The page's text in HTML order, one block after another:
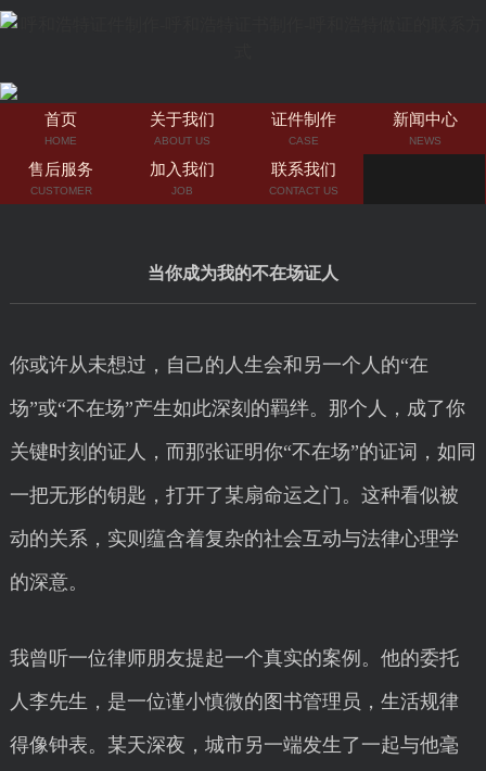
首页
HOME
关于我们
ABOUT US
证件制作
CASE
新闻中心
NEWS
售后服务
CUSTOMER
加入我们
JOB
联系我们
CONTACT US
当你成为我的不在场证人
你或许从未想过，自己的人生会和另一个人的“在
场”或“不在场”产生如此深刻的羁绊。那个人，成了你
关键时刻的证人，而那张证明你“不在场”的证词，如同
一把无形的钥匙，打开了某扇命运之门。这种看似被
动的关系，实则蕴含着复杂的社会互动与法律心理学
的深意。
我曾听一位律师朋友提起一个真实的案例。他的委托
人李先生，是一位谨小慎微的图书管理员，生活规律
得像钟表。某天深夜，城市另一端发生了一起与他毫